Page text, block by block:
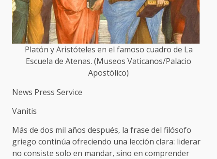
Platón y Aristóteles en el famoso cuadro de La
Escuela de Atenas. (Museos Vaticanos/Palacio
Apostólico)
News Press Service
Vanitis
Más de dos mil años después, la frase del filósofo
griego continúa ofreciendo una lección clara: liderar
no consiste solo en mandar, sino en comprender